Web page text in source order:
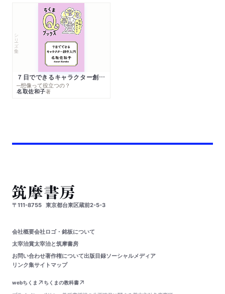
シリーズ・全集
７日でできるキャラクター創作入門
─想像って役立つの？
名取佐和子著
〒111-8755 東京都台東区蔵前2-5-3
会社概要会社ロゴ・銘板について
太宰治賞太宰治と筑摩書房
お問い合わせ著作権について出版目録ソーシャルメディア
リンク集サイトマップ
webちくま
ちくまの教科書